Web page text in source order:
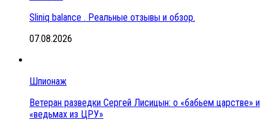
Sliniq balance . Реальные отзывы и обзор.
07.08.2026
Шпионаж
Ветеран разведки Сергей Лисицын: о «бабьем царстве» и
«ведьмах из ЦРУ»